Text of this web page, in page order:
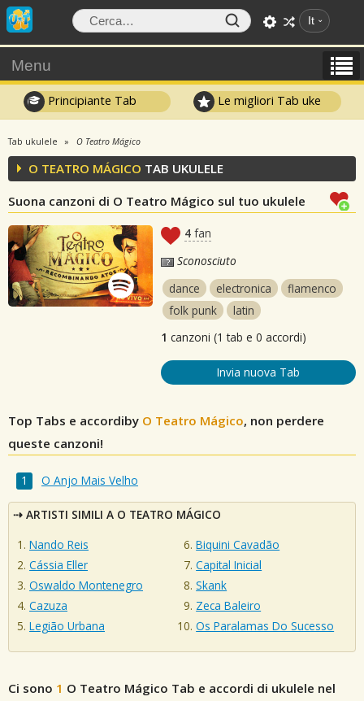
It
Menu
Principiante Tab Le migliori Tab uke
Tab ukulele O Teatro Mágico
O TEATRO MÁGICO TAB UKULELE
Suona canzoni di O Teatro Mágico sul tuo ukulele
4 fan
Sconosciuto
dance
electronica
flamenco
folk punk
latin
1 canzoni (1 tab e 0 accordi)
Invia nuova Tab
Top Tabs e accordiby O Teatro Mágico, non perdere
queste canzoni!
O Anjo Mais Velho
ARTISTI SIMILI A O TEATRO MÁGICO
Nando Reis
Cássia Eller
Oswaldo Montenegro
Cazuza
Legião Urbana
Biquini Cavadão
Capital Inicial
Skank
Zeca Baleiro
Os Paralamas Do Sucesso
Ci sono 1 O Teatro Mágico Tab e accordi di ukulele nel